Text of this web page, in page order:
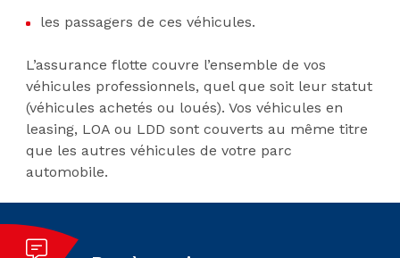
les passagers de ces véhicules.
L’assurance flotte couvre l’ensemble de vos
véhicules professionnels, quel que soit leur statut
(véhicules achetés ou loués). Vos véhicules en
leasing, LOA ou LDD sont couverts au même titre
que les autres véhicules de votre parc
automobile.